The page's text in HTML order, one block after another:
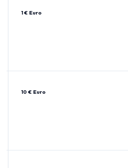
1 € Euro
10 € Euro